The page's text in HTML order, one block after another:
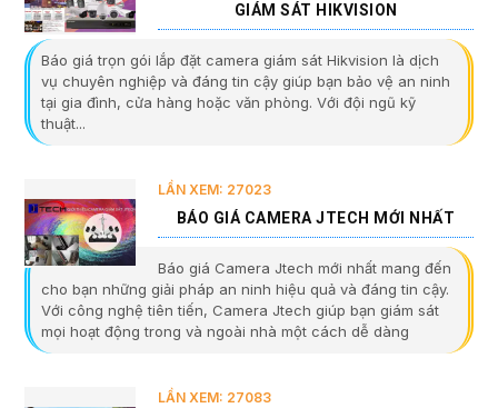
GIÁM SÁT HIKVISION
Báo giá trọn gói lắp đặt camera giám sát Hikvision là dịch
vụ chuyên nghiệp và đáng tin cậy giúp bạn bảo vệ an ninh
tại gia đình, cửa hàng hoặc văn phòng. Với đội ngũ kỹ
thuật...
LẦN XEM: 27023
BÁO GIÁ CAMERA JTECH MỚI NHẤT
Báo giá Camera Jtech mới nhất mang đến
cho bạn những giải pháp an ninh hiệu quả và đáng tin cậy.
Với công nghệ tiên tiến, Camera Jtech giúp bạn giám sát
mọi hoạt động trong và ngoài nhà một cách dễ dàng
LẦN XEM: 27083